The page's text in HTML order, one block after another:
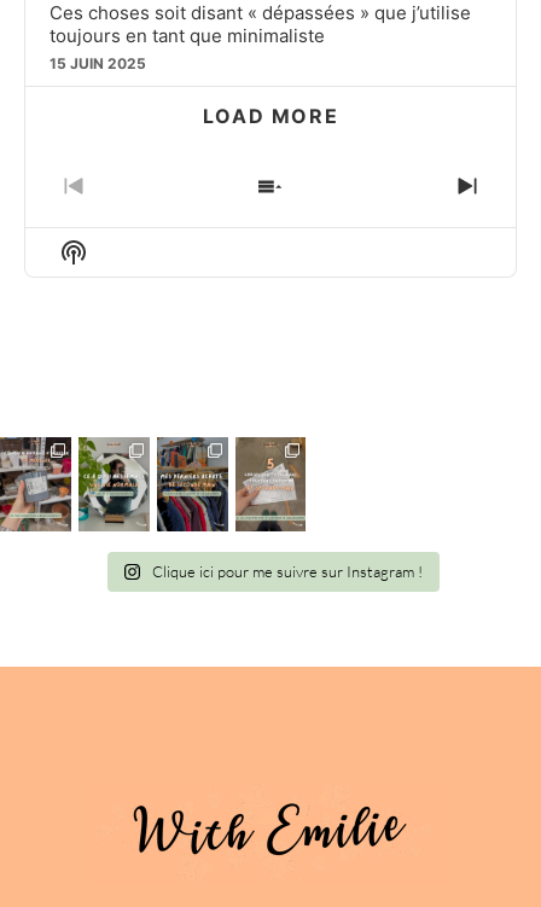
Ces choses soit disant « dépassées » que j’utilise
toujours en tant que minimaliste
15 JUIN 2025
LOAD MORE
PREVIOUS
EPISODE
SHOW
EPISODES
NEXT
Show
Podcast
Clique ici pour me suivre sur Instagram !